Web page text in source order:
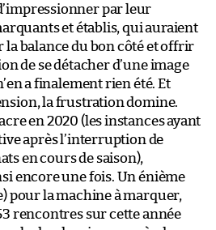
par leur
et établis, qui auraient
la balance du bon côté et offrir
de se détacher d’une image
a finalement rien été. Et
la frustration domine.
en 2020 (les instances ayant
après l’interruption de
en cours de saison),
encore une fois. Un énième
pour la machine à marquer,
rencontres sur cette année